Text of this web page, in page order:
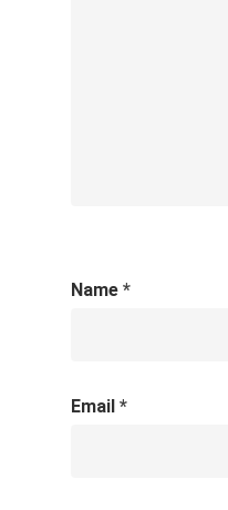
Name *
Email *